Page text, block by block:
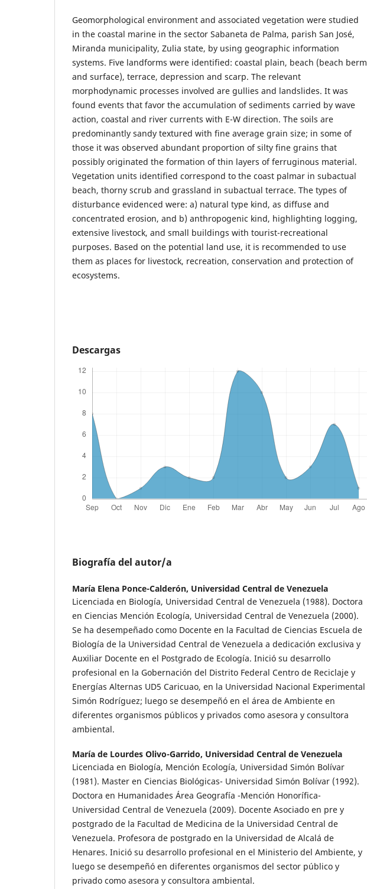
Geomorphological environment and associated vegetation were studied
in the coastal marine in the sector Sabaneta de Palma, parish San José,
Miranda municipality, Zulia state, by using geographic information
systems. Five landforms were identified: coastal plain, beach (beach berm
and surface), terrace, depression and scarp. The relevant
morphodynamic processes involved are gullies and landslides. It was
found events that favor the accumulation of sediments carried by wave
action, coastal and river currents with E-W direction. The soils are
predominantly sandy textured with fine average grain size; in some of
those it was observed abundant proportion of silty fine grains that
possibly originated the formation of thin layers of ferruginous material.
Vegetation units identified correspond to the coast palmar in subactual
beach, thorny scrub and grassland in subactual terrace. The types of
disturbance evidenced were: a) natural type kind, as diffuse and
concentrated erosion, and b) anthropogenic kind, highlighting logging,
extensive livestock, and small buildings with tourist-recreational
purposes. Based on the potential land use, it is recommended to use
them as places for livestock, recreation, conservation and protection of
ecosystems.
Descargas
Biografía del autor/a
María Elena Ponce-Calderón, Universidad Central de Venezuela
Licenciada en Biología, Universidad Central de Venezuela (1988). Doctora
en Ciencias Mención Ecología, Universidad Central de Venezuela (2000).
Se ha desempeñado como Docente en la Facultad de Ciencias Escuela de
Biología de la Universidad Central de Venezuela a dedicación exclusiva y
Auxiliar Docente en el Postgrado de Ecología. Inició su desarrollo
profesional en la Gobernación del Distrito Federal Centro de Reciclaje y
Energías Alternas UD5 Caricuao, en la Universidad Nacional Experimental
Simón Rodríguez; luego se desempeñó en el área de Ambiente en
diferentes organismos públicos y privados como asesora y consultora
ambiental.
María de Lourdes Olivo-Garrido, Universidad Central de Venezuela
Licenciada en Biología, Mención Ecología, Universidad Simón Bolívar
(1981). Master en Ciencias Biológicas- Universidad Simón Bolívar (1992).
Doctora en Humanidades Área Geografía -Mención Honorífica-
Universidad Central de Venezuela (2009). Docente Asociado en pre y
postgrado de la Facultad de Medicina de la Universidad Central de
Venezuela. Profesora de postgrado en la Universidad de Alcalá de
Henares. Inició su desarrollo profesional en el Ministerio del Ambiente, y
luego se desempeñó en diferentes organismos del sector público y
privado como asesora y consultora ambiental.